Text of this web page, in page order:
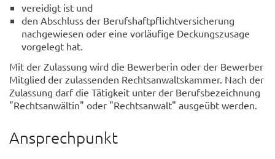
vereidigt ist und
den Abschluss der Berufshaftpflichtversicherung
nachgewiesen oder eine vorläufige Deckungszusage
vorgelegt hat.
Mit der Zulassung wird die Bewerberin oder der Bewerber
Mitglied der zulassenden Rechtsanwaltskammer. Nach der
Zulassung darf die Tätigkeit unter der Berufsbezeichnung
"Rechtsanwältin" oder "Rechtsanwalt" ausgeübt werden.
Ansprechpunkt